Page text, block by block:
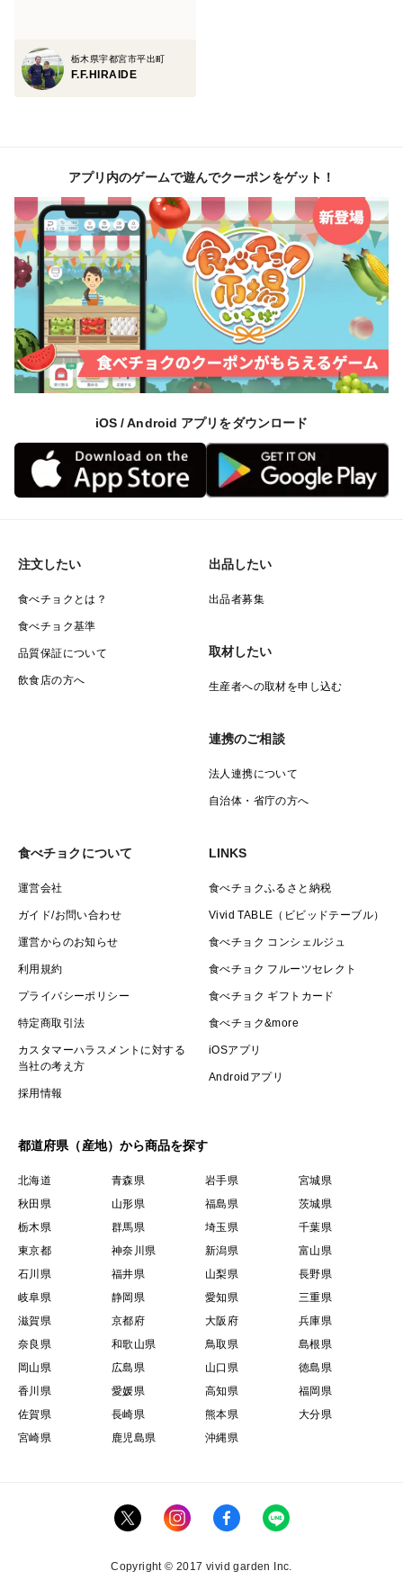
栃木県宇都宮市平出町
F.F.HIRAIDE
アプリ内のゲームで遊んでクーポンをゲット！
iOS / Android アプリをダウンロード
注文したい
食べチョクとは？
食べチョク基準
品質保証について
飲食店の方へ
出品したい
出品者募集
取材したい
生産者への取材を申し込む
連携のご相談
法人連携について
自治体・省庁の方へ
食べチョクについて
運営会社
ガイド/お問い合わせ
運営からのお知らせ
利用規約
プライバシーポリシー
特定商取引法
カスタマーハラスメントに対する
当社の考え方
採用情報
LINKS
食べチョクふるさと納税
Vivid TABLE（ビビッドテーブル）
食べチョク コンシェルジュ
食べチョク フルーツセレクト
食べチョク ギフトカード
食べチョク&more
iOSアプリ
Androidアプリ
都道府県（産地）から商品を探す
北海道 青森県 岩手県
宮城県
秋田県
山形県 福島県
茨城県
栃木県
群馬県 埼玉県
千葉県
東京都
神奈川県 新潟県
富山県
石川県
福井県 山梨県
長野県
岐阜県
静岡県 愛知県
三重県
滋賀県
京都府 大阪府
兵庫県
奈良県
和歌山県 鳥取県
島根県
岡山県
広島県 山口県
徳島県
香川県
愛媛県 高知県
福岡県
佐賀県
長崎県 熊本県
大分県
宮崎県
鹿児島県 沖縄県
Copyright © 2017 vivid garden Inc.